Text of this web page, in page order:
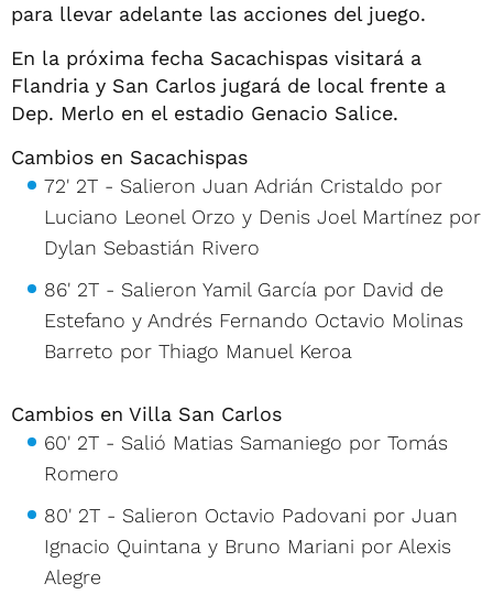
para llevar adelante las acciones del juego.
En la próxima fecha Sacachispas visitará a
Flandria y San Carlos jugará de local frente a
Dep. Merlo en el estadio Genacio Salice.
Cambios en Sacachispas
72' 2T - Salieron Juan Adrián Cristaldo por
Luciano Leonel Orzo y Denis Joel Martínez por
Dylan Sebastián Rivero
86' 2T - Salieron Yamil García por David de
Estefano y Andrés Fernando Octavio Molinas
Barreto por Thiago Manuel Keroa
Cambios en Villa San Carlos
60' 2T - Salió Matias Samaniego por Tomás
Romero
80' 2T - Salieron Octavio Padovani por Juan
Ignacio Quintana y Bruno Mariani por Alexis
Alegre